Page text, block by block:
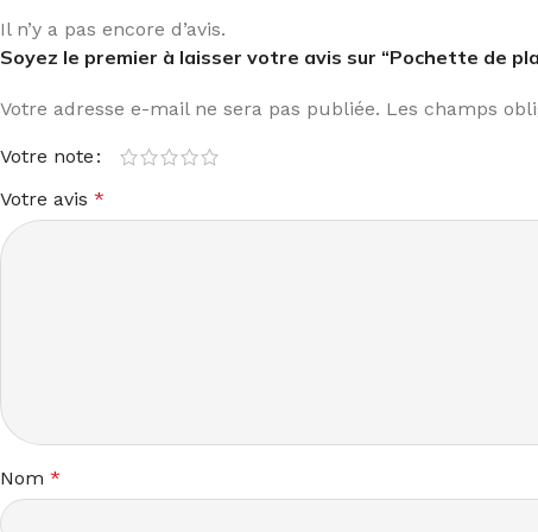
Il n’y a pas encore d’avis.
Soyez le premier à laisser votre avis sur “Pochette de
Votre adresse e-mail ne sera pas publiée. Les champs
Votre note
Votre avis *
Nom *